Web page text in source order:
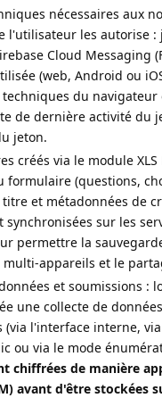
nécessaires aux
l'utilisateur les autorise :
Cloud Messaging
(web, Android ou
du navigateur
de dernière activité du
jeton.
créés via le module
formulaire (questions,
et métadonnées de
synchronisées sur les
permettre la
appareils et le
et soumissions :
une collecte de
(via l'interface interne,
ou via le mode
chiffrées de manière
avant d'être stockées